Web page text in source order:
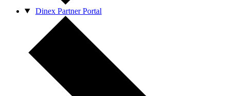
Dinex Partner Portal